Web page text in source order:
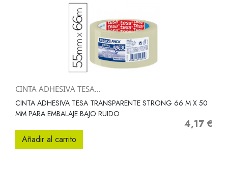
CINTA ADHESIVA TESA...
CINTA ADHESIVA TESA TRANSPARENTE STRONG 66 M X 50
MM PARA EMBALAJE BAJO RUIDO
Precio
4,17 €
Añadir al carrito